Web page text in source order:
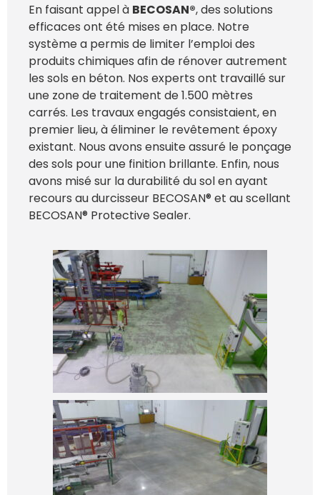
En faisant appel à BECOSAN®, des solutions
efficaces ont été mises en place. Notre
système a permis de limiter l’emploi des
produits chimiques afin de rénover autrement
les sols en béton. Nos experts ont travaillé sur
une zone de traitement de 1.500 mètres
carrés. Les travaux engagés consistaient, en
premier lieu, à éliminer le revêtement époxy
existant. Nous avons ensuite assuré le ponçage
des sols pour une finition brillante. Enfin, nous
avons misé sur la durabilité du sol en ayant
recours au durcisseur BECOSAN® et au scellant
BECOSAN® Protective Sealer.